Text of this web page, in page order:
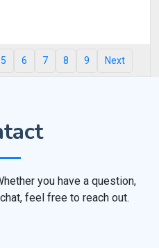
5 6 7 8 9 Next
you have a question,
feel free to reach out.